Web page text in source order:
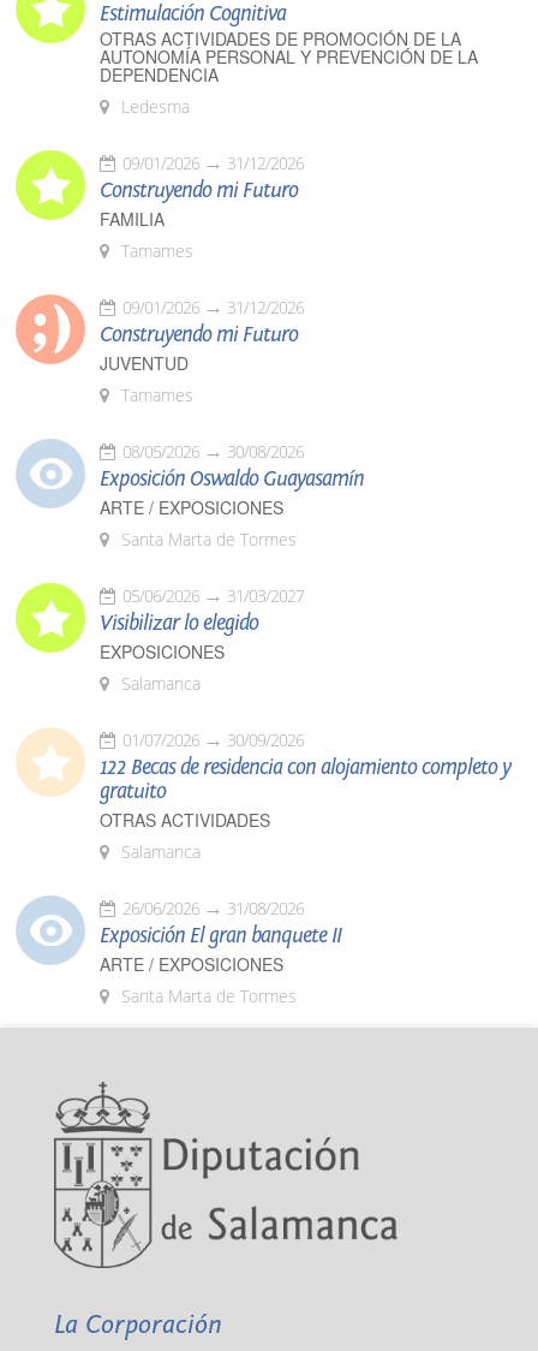
Estimulación Cognitiva
OTRAS ACTIVIDADES DE PROMOCIÓN DE LA
AUTONOMÍA PERSONAL Y PREVENCIÓN DE LA
DEPENDENCIA
Ledesma
09/01/2026 31/12/2026
Construyendo mi Futuro
FAMILIA
Tamames
09/01/2026 31/12/2026
Construyendo mi Futuro
JUVENTUD
Tamames
08/05/2026 30/08/2026
Exposición Oswaldo Guayasamín
ARTE / EXPOSICIONES
Santa Marta de Tormes
05/06/2026 31/03/2027
Visibilizar lo elegido
EXPOSICIONES
Salamanca
01/07/2026 30/09/2026
122 Becas de residencia con alojamiento completo y
gratuito
OTRAS ACTIVIDADES
Salamanca
26/06/2026 31/08/2026
Exposición El gran banquete II
ARTE / EXPOSICIONES
Santa Marta de Tormes
La Corporación